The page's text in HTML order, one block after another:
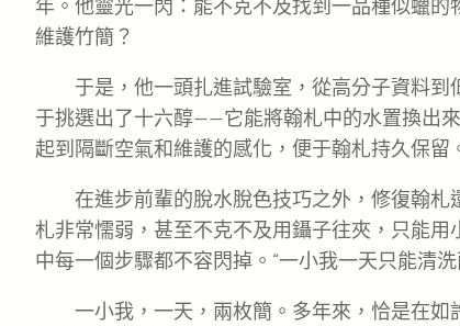
年。他靈光一閃：能不克不及找到一品種似蠟
維護竹簡？
于是，他一頭扎進試驗室，從高分子資料
于挑選出了十六醇——它能將翰札中的水置換出
起到隔斷空氣和維護的感化，便于翰札持久保留
在進步前輩的脫水脫色技巧之外，修復翰札
札非常懦弱，甚至不克不及用鑷子往夾，只能
中每一個步驟都不容閃掉。“一小我一天只能清洗
一小我，一天，兩枚簡。多年來，恰是在